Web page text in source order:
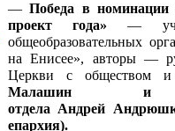
—Победа в номинации
проект года»—
общеобразовательных
на Енисее», авторы —
Церкви с обществом
Малашин и
отдела Андрей
епархия).